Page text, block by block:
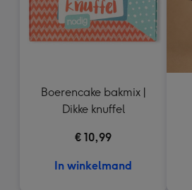
Boerencake bakmix |
Dikke knuffel
€ 10,99
In winkelmand